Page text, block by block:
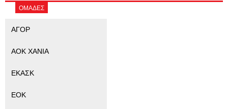
ΟΜΑΔΕΣ
ΑΓΟΡ
ΑΟΚ ΧΑΝΙΑ
ΕΚΑΣΚ
ΕΟΚ